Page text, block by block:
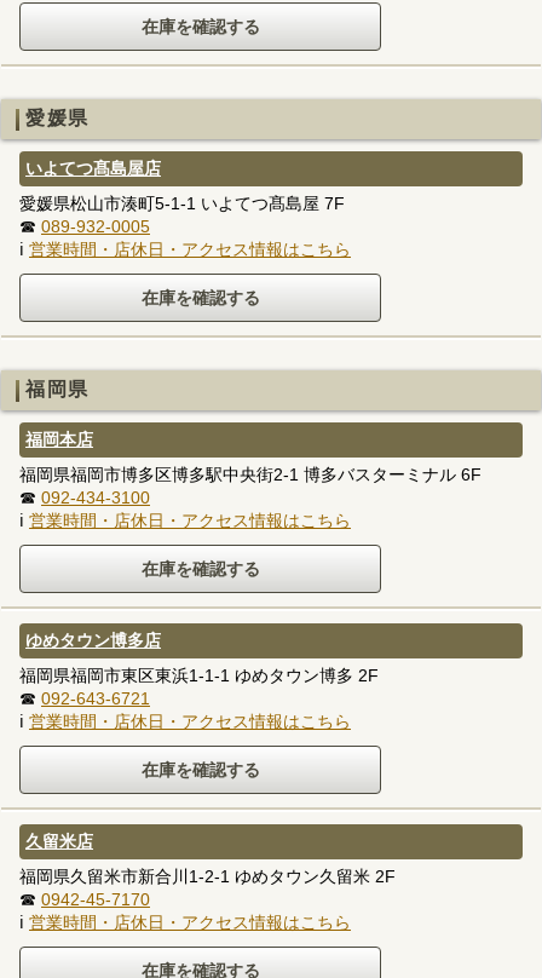
愛媛県
いよてつ髙島屋店
愛媛県松山市湊町5-1-1 いよてつ髙島屋 7F
☎ 089-932-0005
ℹ 営業時間・店休日・アクセス情報はこちら
福岡県
福岡本店
福岡県福岡市博多区博多駅中央街2-1 博多バスターミナル 6F
☎ 092-434-3100
ℹ 営業時間・店休日・アクセス情報はこちら
ゆめタウン博多店
福岡県福岡市東区東浜1-1-1 ゆめタウン博多 2F
☎ 092-643-6721
ℹ 営業時間・店休日・アクセス情報はこちら
久留米店
福岡県久留米市新合川1-2-1 ゆめタウン久留米 2F
☎ 0942-45-7170
ℹ 営業時間・店休日・アクセス情報はこちら